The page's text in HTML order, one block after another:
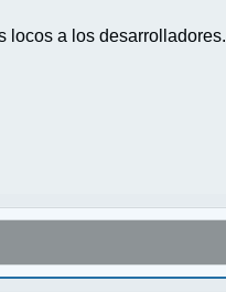
locos a los desarrolladores.